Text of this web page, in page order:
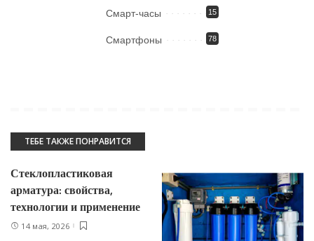
Смарт-часы 15
Смартфоны 78
ТЕБЕ ТАКЖЕ ПОНРАВИТСЯ
Стеклопластиковая
арматура: свойства,
технологии и применение
14 мая, 2026